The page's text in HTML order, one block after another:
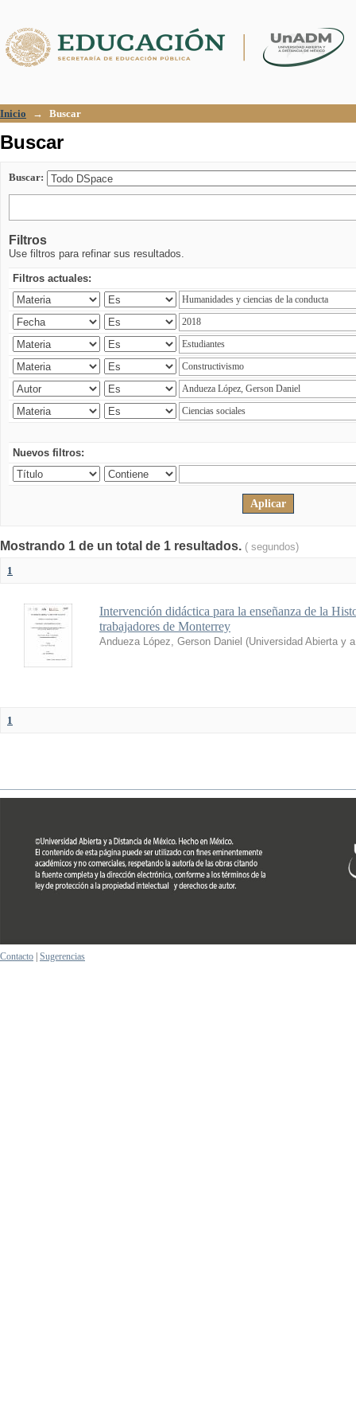
Inicio → Buscar
Buscar
Buscar:
Filtros
Use filtros para refinar sus resultados.
Filtros actuales:
Nuevos filtros:
Mostrando 1 de un total de 1 resultados. ( segundos)
1
Intervención didáctica para la enseñanza de la
trabajadores de Monterrey
Andueza López, Gerson Daniel (Universidad Abierta y
1
Contacto Sugerencias